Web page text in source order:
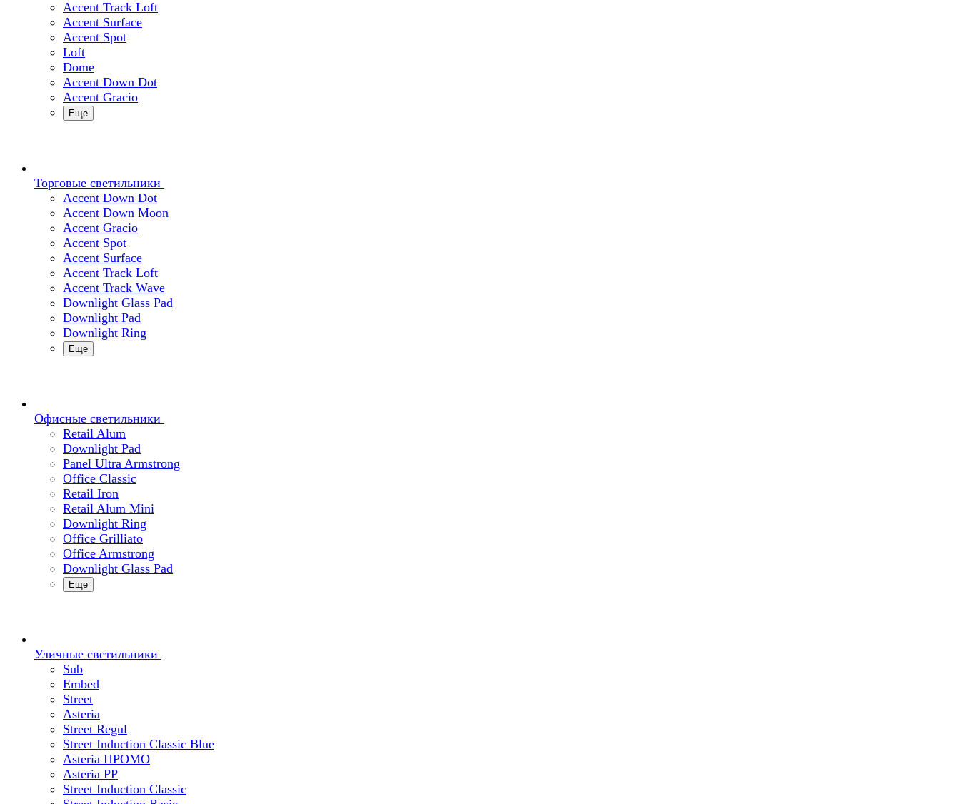
Accent Track Loft
Accent Surface
Accent Spot
Loft
Dome
Accent Down Dot
Accent Gracio
Еще
Торговые светильники
Accent Down Dot
Accent Down Moon
Accent Gracio
Accent Spot
Accent Surface
Accent Track Loft
Accent Track Wave
Downlight Glass Pad
Downlight Pad
Downlight Ring
Еще
Офисные светильники
Retail Alum
Downlight Pad
Panel Ultra Armstrong
Office Classic
Retail Iron
Retail Alum Mini
Downlight Ring
Office Grilliato
Office Armstrong
Downlight Glass Pad
Еще
Уличные светильники
Sub
Embed
Street
Asteria
Street Regul
Street Induction Classic Blue
Asteria ПРОМО
Asteria PP
Street Induction Classic